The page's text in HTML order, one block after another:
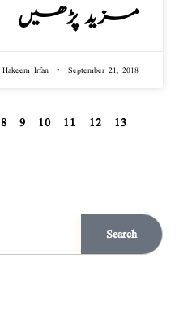
مزید پڑھیں
Hakeem Irfan September 21, 2018
8 9 10 11 12 13
Search